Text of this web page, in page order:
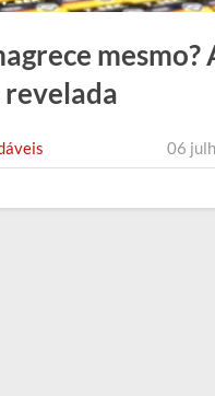
mesmo?
06